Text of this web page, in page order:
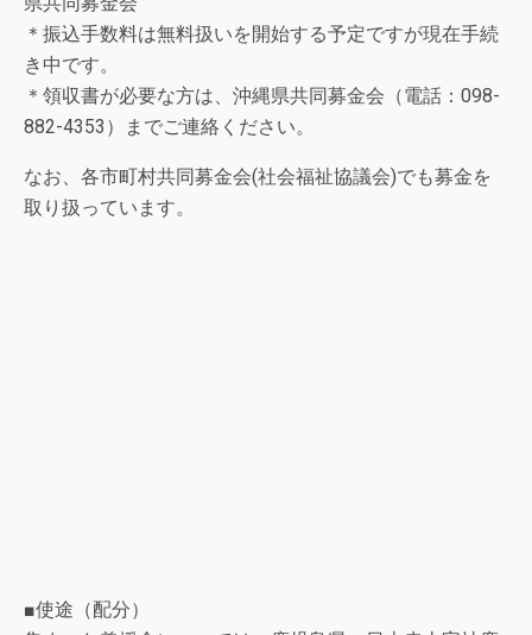
＊振込手数料は無料扱いを開始する予定ですが現在手続
き中です。
＊領収書が必要な方は、沖縄県共同募金会（電話：098-
882-4353）までご連絡ください。
なお、各市町村共同募金会(社会福祉協議会)でも募金を
取り扱っています。
■使途（配分）